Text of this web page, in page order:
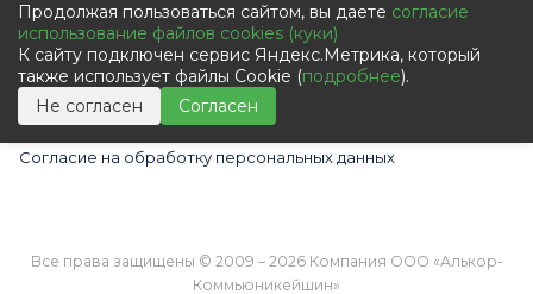
Cогласие на использование файлов cookies
Обработка персональных данных с помощью сервиса
«Яндекс.Метрика»
Политика в отношении обработки персональных данных
Пользовательское соглашение
Согласие на обработку персональных данных
Все права защищены © 2009 – 2026 Компания ООО «Алькор-
Коммьюникейшин»
Продолжая пользоваться сайтом, вы даете согласие
использование файлов cookies (куки)
К сайту подключен сервис Яндекс.Метрика, который
также использует файлы Cookie (подробнее).
Не согласен
Согласен